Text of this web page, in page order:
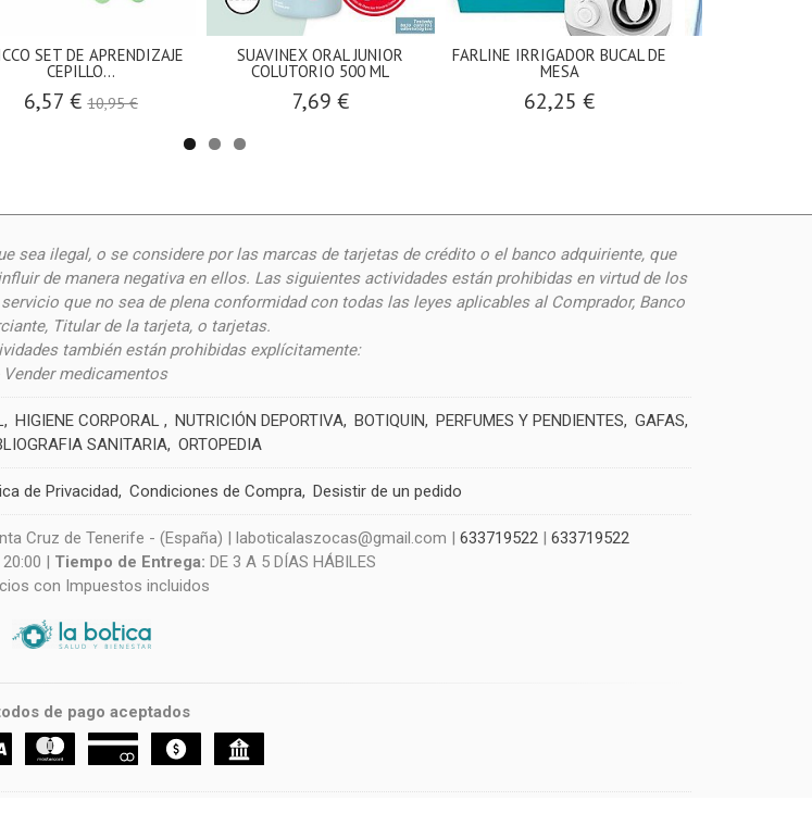
SET DE APRENDIZAJE
CEPILLO...
6,57 €10,95 €
SUAVINEX ORAL JUNIOR
COLUTORIO 500 ML
7,69 €
FARLINE IRRIGADOR BUCAL DE
MESA
62,25 €
sea ilegal, o se considere por las marcas de tarjetas de crédito o el banco adquiriente, que
de manera negativa en ellos. Las siguientes actividades están prohibidas en virtud de los
que no sea de plena conformidad con todas las leyes aplicables al Comprador, Banco
Titular de la tarjeta, o tarjetas.
también están prohibidas explícitamente:
Vender medicamentos
HIGIENE CORPORAL NUTRICIÓN DEPORTIVA BOTIQUIN PERFUMES Y PENDIENTES
GAFAS
SANITARIA ORTOPEDIA
de Privacidad Condiciones de Compra Desistir de un pedido
Cruz de Tenerife - (España) | laboticalaszocas@gmail.com | 633719522| 633719522
| Tiempo de Entrega:DE 3 A 5 DÍAS HÁBILES
con Impuestos incluidos
de pago aceptados